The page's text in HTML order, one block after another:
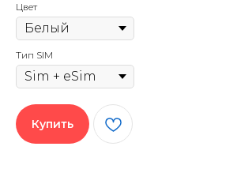
Цвет
Тип SIM
Купить